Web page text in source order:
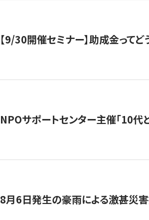
【9/30開催セミナー】助成金って
NPOサポートセンター主催「10
8月6日発生の豪雨による激甚災